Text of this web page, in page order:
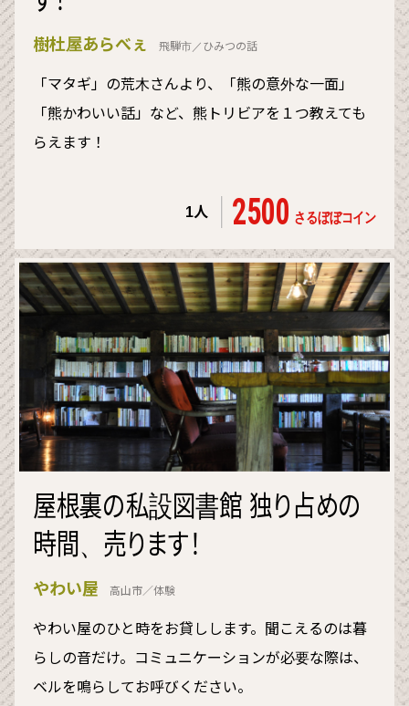
樹杜屋あらべぇ 飛騨市／ひみつの話
「マタギ」の荒木さんより、「熊の意外な一面」
「熊かわいい話」など、熊トリビアを１つ教えても
らえます！
1人 2500 さるぼぼコイン
屋根裏の私設図書館 独り占めの
時間、売ります！
やわい屋 高山市／体験
やわい屋のひと時をお貸しします。聞こえるのは暮
らしの音だけ。コミュニケーションが必要な際は、
ベルを鳴らしてお呼びください。